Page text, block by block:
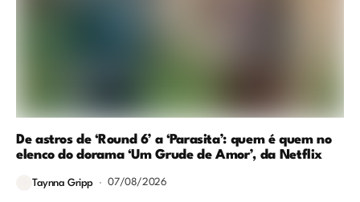
De astros de ‘Round 6’ a ‘Parasita’: quem é quem no
elenco do dorama ‘Um Grude de Amor’, da Netflix
Taynna Gripp 07/08/2026